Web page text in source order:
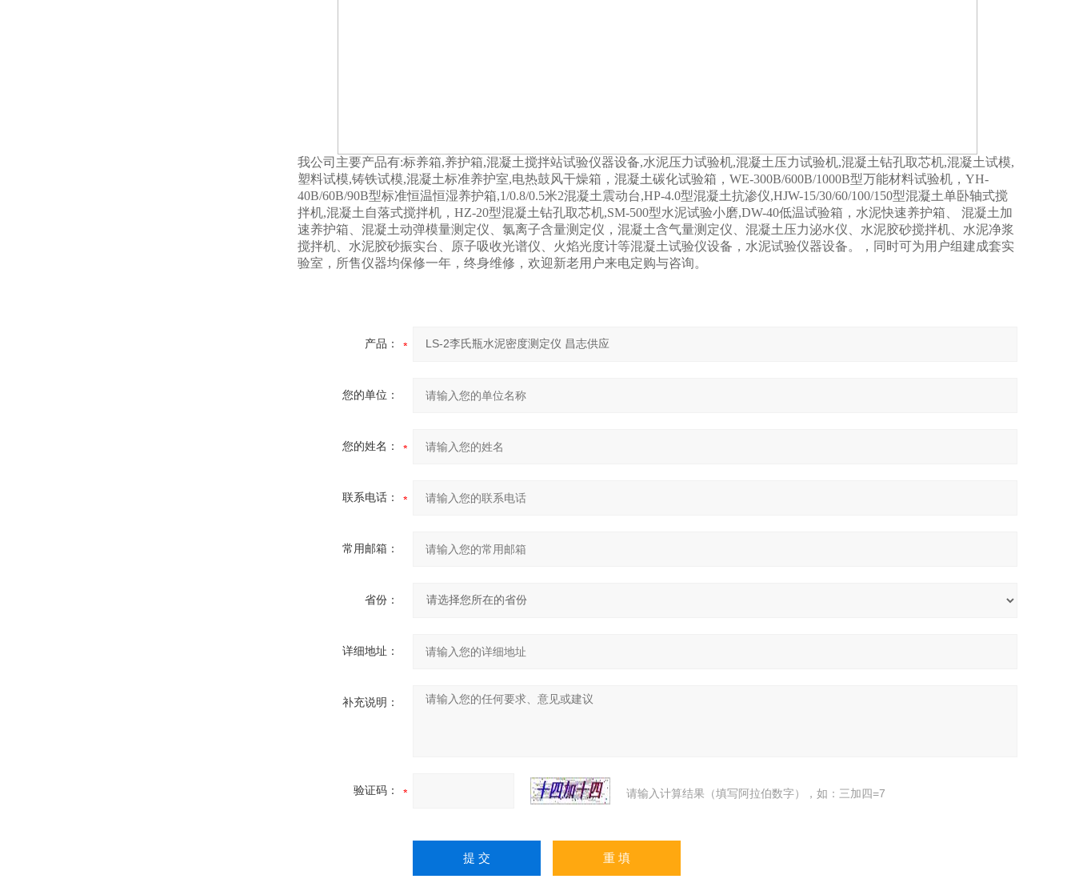
我公司主要产品有:标养箱,养护箱,混凝土搅拌站试验仪器设备,水泥压力试验机,混凝土压力试验机,混凝土钻孔取芯机,混凝土试模,
塑料试模,铸铁试模,混凝土标准养护室,电热鼓风干燥箱，混凝土碳化试验箱，WE-300B/600B/1000B型万能材料试验机，YH-
40B/60B/90B型标准恒温恒湿养护箱,1/0.8/0.5米2混凝土震动台,HP-4.0型混凝土抗渗仪,HJW-15/30/60/100/150型混凝土单卧轴式搅
拌机,混凝土自落式搅拌机，HZ-20型混凝土钻孔取芯机,SM-500型水泥试验小磨,DW-40低温试验箱，水泥快速养护箱、 混凝土加
速养护箱、混凝土动弹模量测定仪、氯离子含量测定仪，混凝土含气量测定仪、混凝土压力泌水仪、水泥胶砂搅拌机、水泥净浆
搅拌机、水泥胶砂振实台、原子吸收光谱仪、火焰光度计等混凝土试验仪设备，水泥试验仪器设备。，同时可为用户组建成套实
验室，所售仪器均保修一年，终身维修，欢迎新老用户来电定购与咨询。
产品：
您的单位：
您的姓名：
联系电话：
常用邮箱：
省份：
详细地址：
补充说明：
验证码： 请输入计算结果（填写阿拉伯数字），如：三加四=7